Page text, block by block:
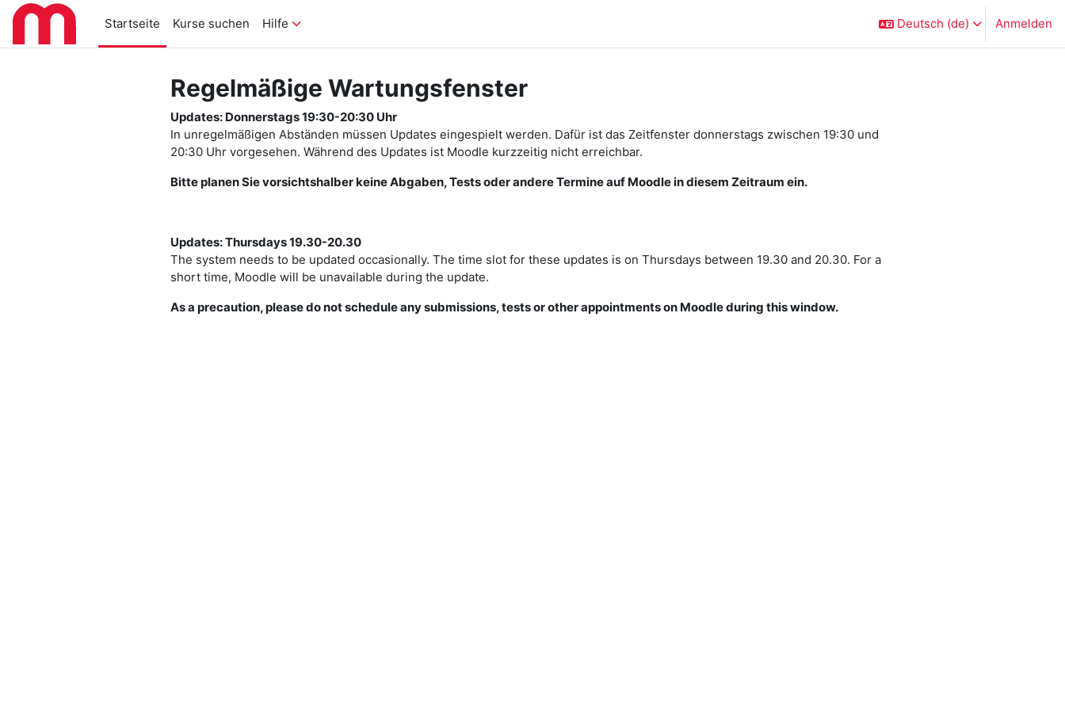
Zum Hauptinhalt
Startseite
Kurse suchen Hilfe Deutsch ‎(de)‎ Anmelden
Regelmäßige Wartungsfenster
Updates: Donnerstags 19:30-20:30 Uhr
In unregelmäßigen Abständen müssen Updates eingespielt werden. Dafür ist das Zeitfenster donnerstags zwischen 19:30 und
20:30 Uhr vorgesehen. Während des Updates ist Moodle kurzzeitig nicht erreichbar.
Bitte planen Sie vorsichtshalber keine Abgaben, Tests oder andere Termine auf Moodle in diesem Zeitraum ein.
Updates: Thursdays 19.30-20.30
The system needs to be updated occasionally. The time slot for these updates is on Thursdays between 19.30 and 20.30. For a
short time, Moodle will be unavailable during the update.
As a precaution, please do not schedule any submissions, tests or other appointments on Moodle during this window.